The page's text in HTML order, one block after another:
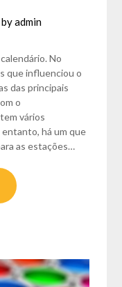
byadmin
No
que influenciou o
das principais
o
vários
entanto, há um que
as estações…